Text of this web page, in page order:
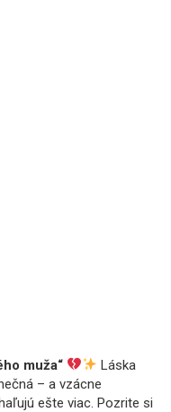
muža“
Láska
– a vzácne
ešte viac. Pozrite si